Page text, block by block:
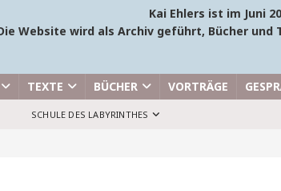
Kai Ehlers ist im Juni
Website wird als Archiv geführt, Bücher
TEXTE BÜCHER VORTRÄGE
SCHULE DES LABYRINTHES